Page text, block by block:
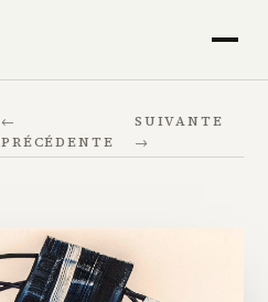
←
PRÉCÉDENTE
SUIVANTE
→